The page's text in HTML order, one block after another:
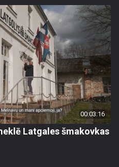
00:03:16
Latgales šmakovkas